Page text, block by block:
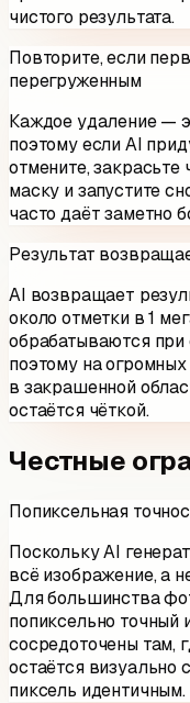
чистого результата.
Повторите, если
перегруженным
Каждое удаление —
поэтому если AI
отмените,
маску и запустите
часто даёт заметно
Результат
AI возвращает
около отметки в 1
обрабатываются
поэтому на
в закрашенной
остаётся чёткой.
Честные
Попиксельная
Поскольку AI
всё изображение, а
Для большинства
попиксельно
сосредоточены там,
остаётся визуально
пиксель идентичным.